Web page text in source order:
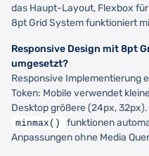
das Haupt-Layout, Flexbox
8pt Grid System funktioniert
Responsive Design mit 8pt
umgesetzt?
Responsive Implementierung
Token: Mobile verwendet
Desktop größere (24px, 32px).
minmax()
funktionen
Anpassungen ohne Media